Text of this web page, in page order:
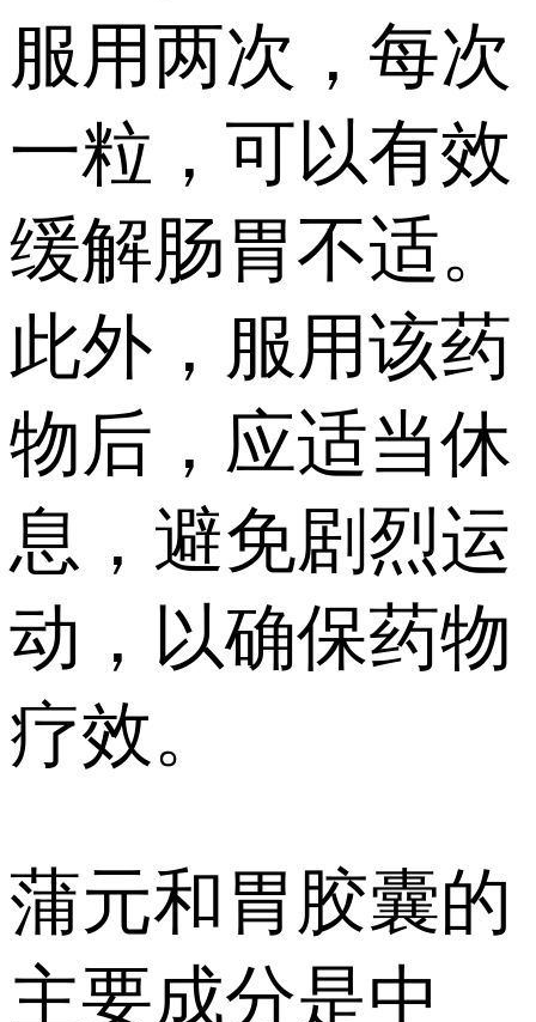
服用两次，每次
一粒，可以有效
缓解肠胃不适。
此外，服用该药
物后，应适当休
息，避免剧烈运
动，以确保药物
疗效。
蒲元和胃胶囊的
主要成分是中